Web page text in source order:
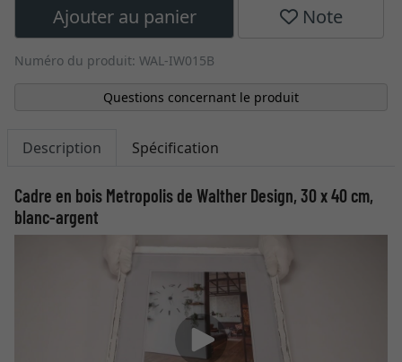
Ajouter au panier Note
Numéro du produit: WAL-IW015B
Questions concernant le produit
Description Spécification
Cadre en bois Metropolis de Walther Design, 30 x 40 cm,
blanc-argent